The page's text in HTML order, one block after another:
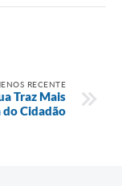
RECENTE
Traz Mais
do Cidadão